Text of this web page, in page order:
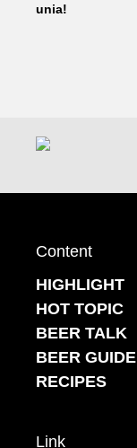
unia!
Content
HIGHLIGHT
HOT TOPIC
BEER TALK
BEER GUIDE
RECIPES
Link